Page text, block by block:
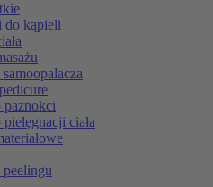
kąpieli
paznokci
ciała